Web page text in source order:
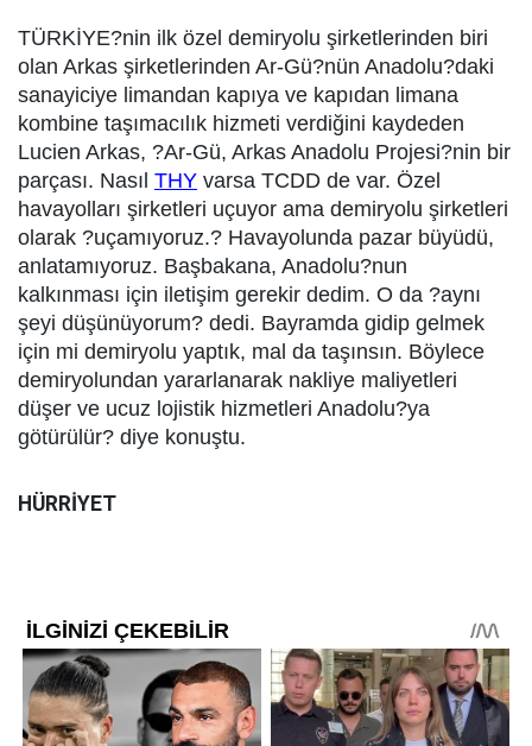
TÜRKİYE?nin ilk özel demiryolu şirketlerinden biri
olan Arkas şirketlerinden Ar-Gü?nün Anadolu?daki
sanayiciye limandan kapıya ve kapıdan limana
kombine taşımacılık hizmeti verdiğini kaydeden
Lucien Arkas, ?Ar-Gü, Arkas Anadolu Projesi?nin bir
parçası. Nasıl THY varsa TCDD de var. Özel
havayolları şirketleri uçuyor ama demiryolu şirketleri
olarak ?uçamıyoruz.? Havayolunda pazar büyüdü,
anlatamıyoruz. Başbakana, Anadolu?nun
kalkınması için iletişim gerekir dedim. O da ?aynı
şeyi düşünüyorum? dedi. Bayramda gidip gelmek
için mi demiryolu yaptık, mal da taşınsın. Böylece
demiryolundan yararlanarak nakliye maliyetleri
düşer ve ucuz lojistik hizmetleri Anadolu?ya
götürülür? diye konuştu.
HÜRRİYET